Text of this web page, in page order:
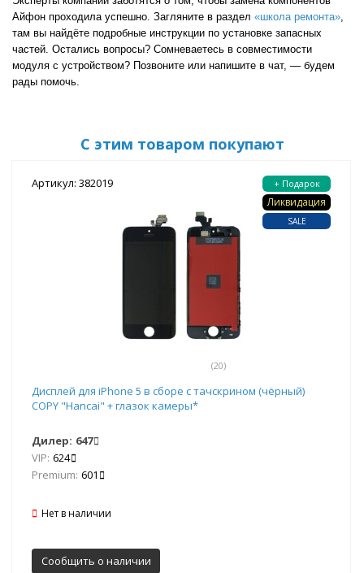
Айфон проходила успешно. Загляните в раздел «школа ремонта»,
там вы найдёте подробные инструкции по установке запасных
частей. Остались вопросы? Сомневаетесь в совместимости
модуля с устройством? Позвоните или напишите в чат, — будем
рады помочь.
С этим товаром покупают
Артикул: 382019
(20)
+ Подарок
Ликвидация
SALE
Дисплей для iPhone 5 в сборе с тачскрином (чёрный)
COPY "Hancai" + глазок камеры*
Дилер: 647
VIP: 624
Premium: 601
Нет в наличии
Сообщить о наличии